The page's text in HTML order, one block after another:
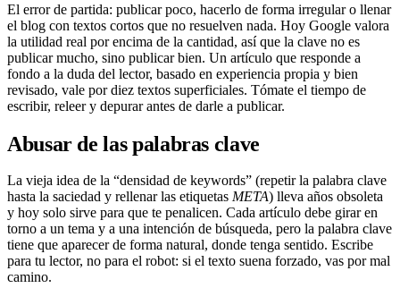
El error de partida: publicar poco, hacerlo de forma irregular o llenar
el blog con textos cortos que no resuelven nada. Hoy Google valora
la utilidad real por encima de la cantidad, así que la clave no es
publicar mucho, sino publicar bien. Un artículo que responde a
fondo a la duda del lector, basado en experiencia propia y bien
revisado, vale por diez textos superficiales. Tómate el tiempo de
escribir, releer y depurar antes de darle a publicar.
Abusar de las palabras clave
La vieja idea de la “densidad de keywords” (repetir la palabra clave
hasta la saciedad y rellenar las etiquetas META) lleva años obsoleta
y hoy solo sirve para que te penalicen. Cada artículo debe girar en
torno a un tema y a una intención de búsqueda, pero la palabra clave
tiene que aparecer de forma natural, donde tenga sentido. Escribe
para tu lector, no para el robot: si el texto suena forzado, vas por mal
camino.